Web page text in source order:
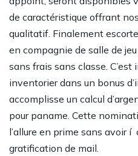
de caractéristique offrant
qualitatif. Finalement
en compagnie de salle de
sans frais sans classe. C’est
inventorier dans un bonus
accomplisse un calcul
pour paname. Cette
l’allure en prime sans avoir í
gratification de mail.